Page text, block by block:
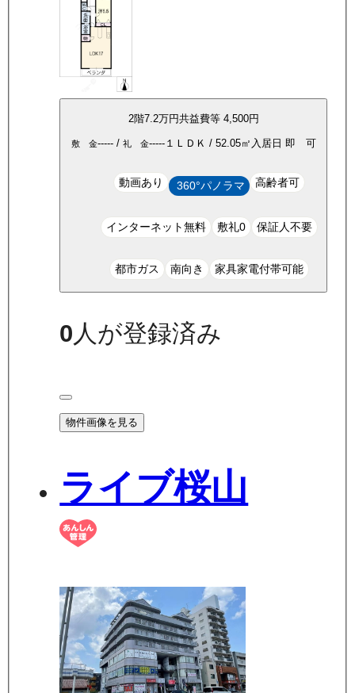
2階7.2万円共益費等 4,500円
敷 金-----/ 礼 金-----１ＬＤＫ / 52.05㎡ 入居日 即 可
動画あり 360°パノラマ 高齢者可
インターネット無料 敷礼0 保証人不要
都市ガス 南向き 家具家電付帯可能
0人が登録済み
物件画像を見る
ライブ桜山